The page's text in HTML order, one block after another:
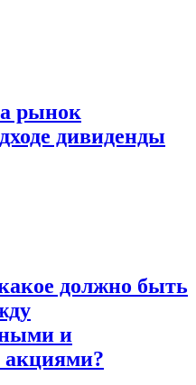
рынок
дивиденды
должно быть
и